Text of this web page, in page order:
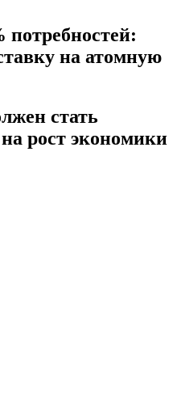
потребностей:
на атомную
стать
рост экономики